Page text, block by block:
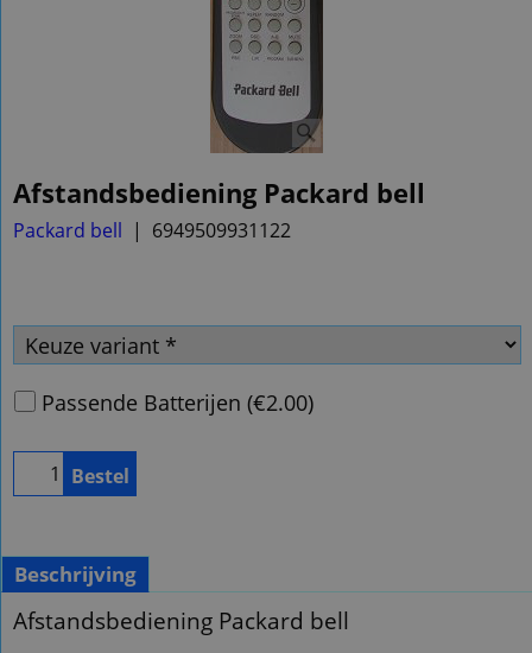
Afstandsbediening Packard bell
Packard bell 6949509931122
Passende Batterijen (€2.00)
Bestel
Beschrijving
Afstandsbediening Packard bell